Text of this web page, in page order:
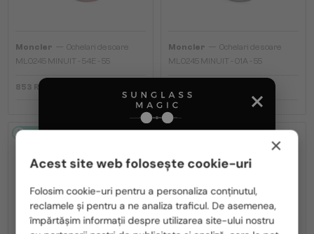
Moncler
Ochelari de soare
ML0245 MINUIT - 54E - 55
853 RON
Moncler
Ochelari de soare
ML0245 MINUIT - 01A - 55
2-4 ZILE 2-4 ZILE
România / RO
×
Acest site web folosește cookie-uri
Folosim cookie-uri pentru a personaliza conținutul,
reclamele și pentru a ne analiza traficul. De asemenea,
împărtășim informații despre utilizarea site-ului nostru